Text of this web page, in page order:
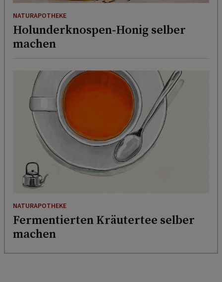
NATURAPOTHEKE
Holunderknospen-Honig selber
machen
NATURAPOTHEKE
Fermentierten Kräutertee selber
machen